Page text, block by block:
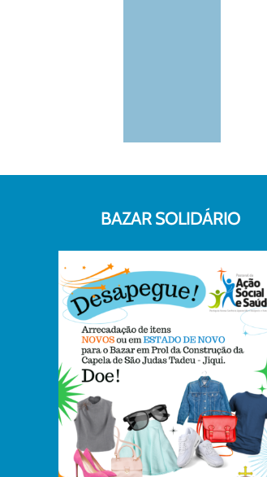
BAZAR SOLIDÁRIO